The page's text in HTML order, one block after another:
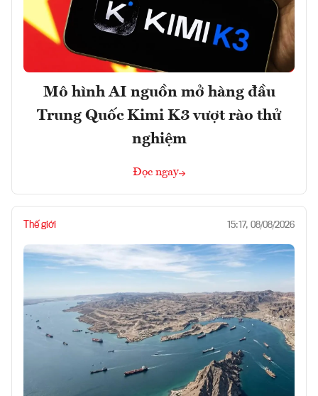
Mô hình AI nguồn mở hàng đầu
Trung Quốc Kimi K3 vượt rào thử
nghiệm
Đọc ngay
Thế giới 15:17, 08/08/2026